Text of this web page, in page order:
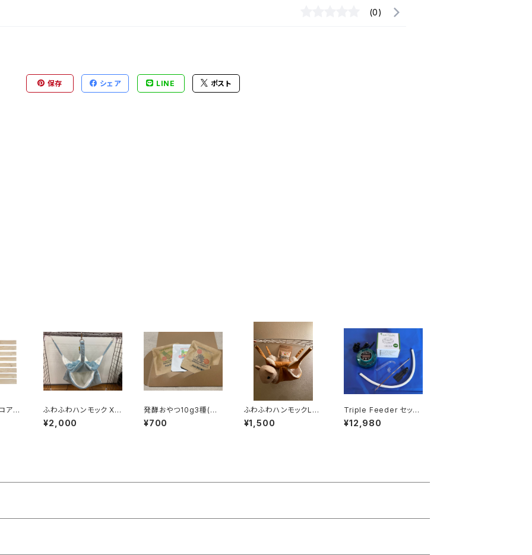
(0)
保存 シェア LINE ポスト
ア
ふわふわハンモック XL
サイズ
¥2,000
発酵おやつ10g3種(ベ
ジフル&キャベパイン&
もやしベリー)
¥700
ふわふわハンモックLサ
イズ
¥1,500
Triple Feeder セット
（トリプルフィーダーセッ
ト）小鳥用体重管理フー
¥12,980